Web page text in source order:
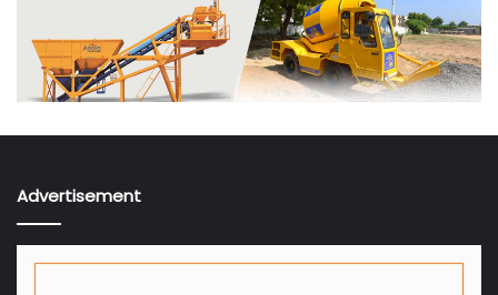
Advertisement